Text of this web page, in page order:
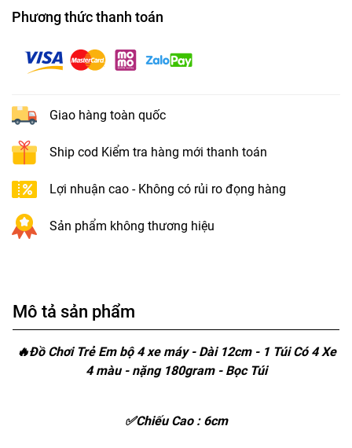
Phương thức thanh toán
Giao hàng toàn quốc
Ship cod Kiểm tra hàng mới thanh toán
Lợi nhuận cao - Không có rủi ro đọng hàng
Sản phẩm không thương hiệu
Mô tả sản phẩm
🔥Đồ Chơi Trẻ Em bộ 4 xe máy - Dài 12cm - 1 Túi Có 4 Xe
4 màu - nặng 180gram - Bọc Túi
✅Chiếu Cao : 6cm